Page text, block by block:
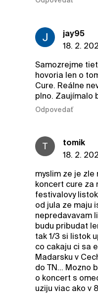
jay95
18. 2.
Samozrejme
hovoria len o
Cure. Reálne
plno. Zaujímalo
Odpovedať
T
tomik
18. 2.
myslim ze je
koncert cure za
festivalovy
od jula ze maju
nepredavavam
budu pribudat
tak 1/3 si listok
co cakaju ci sa
Madarsku v
do TN... Mozno
o koncert s
uziju viac ako v